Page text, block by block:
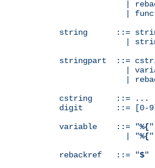
|
string      ::=
|
stringpart  ::=
|
cstring     ::= ...
digit       ::= [0-
variable    ::= "%{
              | "
%{
rebackref   ::= "$"